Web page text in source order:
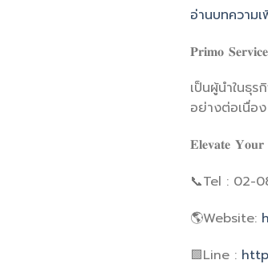
อ่านบทความ
𝐏𝐫𝐢𝐦𝐨
เป็นผู้นำในธุ
อย่างต่อเนื่อ
𝐄𝐥𝐞𝐯𝐚𝐭𝐞
📞Tel : 02-
🌎Website:
🟩Line :